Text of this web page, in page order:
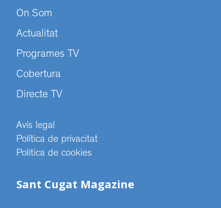
On Som
Actualitat
Programes TV
Cobertura
Directe TV
Avís legal
Política de privacitat
Politica de cookies
Sant Cugat Magazine